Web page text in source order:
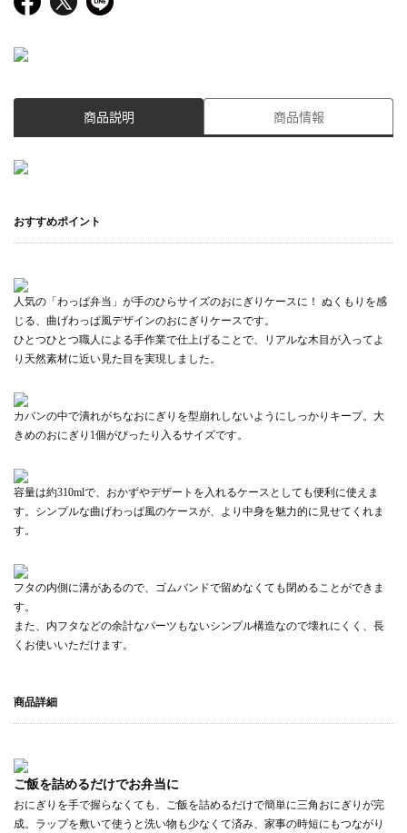
商品説明 商品情報
おすすめポイント
人気の「わっぱ弁当」が手のひらサイズのおにぎりケースに！ ぬくもりを感
じる、曲げわっぱ風デザインのおにぎりケースです。
ひとつひとつ職人による手作業で仕上げることで、リアルな木目が入ってよ
り天然素材に近い見た目を実現しました。
カバンの中で潰れがちなおにぎりを型崩れしないようにしっかりキープ。大
きめのおにぎり1個がぴったり入るサイズです。
容量は約310mlで、おかずやデザートを入れるケースとしても便利に使えま
す。シンプルな曲げわっぱ風のケースが、より中身を魅力的に見せてくれま
す。
フタの内側に溝があるので、ゴムバンドで留めなくても閉めることができま
す。
また、内フタなどの余計なパーツもないシンプル構造なので壊れにくく、長
くお使いいただけます。
商品詳細
ご飯を詰めるだけでお弁当に
おにぎりを手で握らなくても、ご飯を詰めるだけで簡単に三角おにぎりが完
成。ラップを敷いて使うと洗い物も少なくて済み、家事の時短にもつながり